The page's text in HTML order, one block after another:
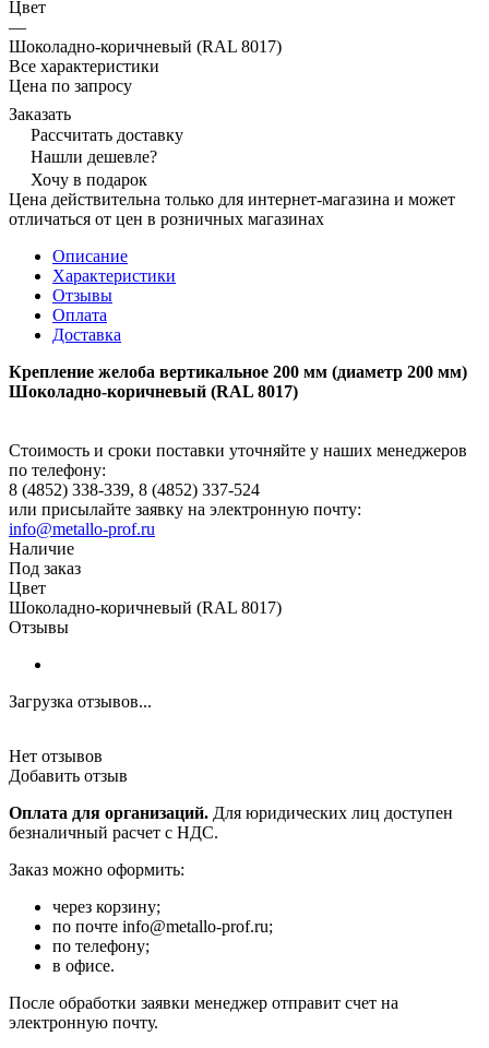
Цвет
—
Шоколадно-коричневый (RAL 8017)
Все характеристики
Цена по запросу
Заказать
Рассчитать доставку
Нашли дешевле?
Хочу в подарок
Цена действительна только для интернет-магазина и может
отличаться от цен в розничных магазинах
Описание
Характеристики
Отзывы
Оплата
Доставка
Крепление желоба вертикальное 200 мм (диаметр 200 мм)
Шоколадно-коричневый (RAL 8017)
Стоимость и сроки поставки уточняйте у наших менеджеров
по телефону:
8 (4852) 338-339, 8 (4852) 337-524
или присылайте заявку на электронную почту:
info@metallo-prof.ru
Наличие
Под заказ
Цвет
Шоколадно-коричневый (RAL 8017)
Отзывы
Загрузка отзывов...
Нет отзывов
Добавить отзыв
Оплата для организаций. Для юридических лиц доступен
безналичный расчет с НДС.
Заказ можно оформить:
через корзину;
по почте info@metallo-prof.ru;
по телефону;
в офисе.
После обработки заявки менеджер отправит счет на
электронную почту.